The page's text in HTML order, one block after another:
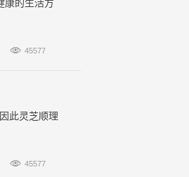
康的生活方
 45577
此灵芝顺理
 45577